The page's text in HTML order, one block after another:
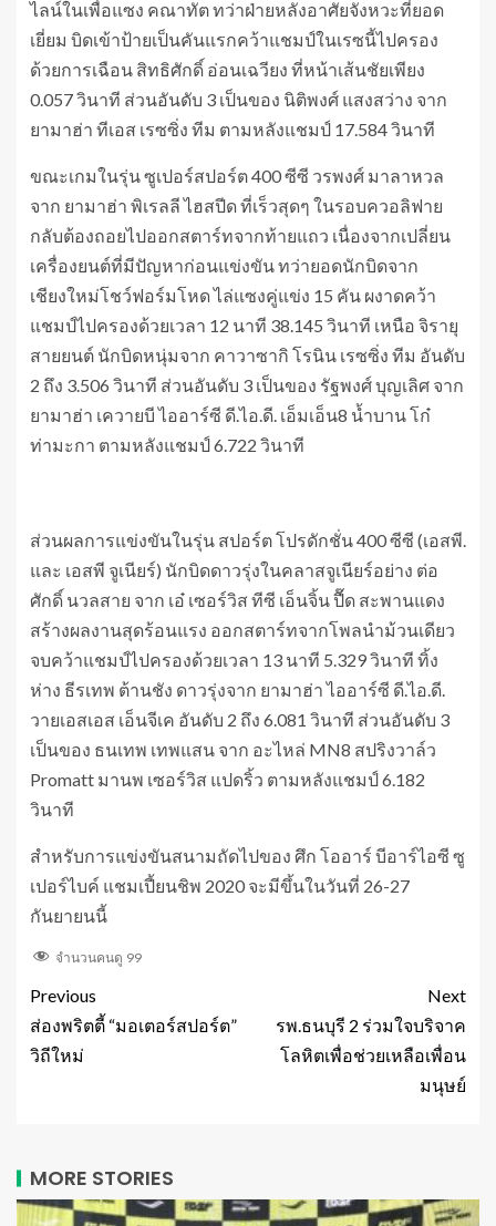
ไลน์ในเพื่อแซง คณาทัต ทว่าฝ่ายหลังอาศัยจังหวะที่ยอด
เยี่ยม บิดเข้าป้ายเป็นคันแรกคว้าแชมป์ในเรซนี้ไปครอง
ด้วยการเฉือน สิทธิศักดิ์ อ่อนเฉวียง ที่หน้าเส้นชัยเพียง
0.057 วินาที ส่วนอันดับ 3 เป็นของ นิติพงศ์ แสงสว่าง จาก
ยามาฮ่า ทีเอส เรซซิ่ง ทีม ตามหลังแชมป์ 17.584 วินาที
ขณะเกมในรุ่น ซูเปอร์สปอร์ต 400 ซีซี วรพงศ์ มาลาหวล
จาก ยามาฮ่า พิเรลลี ไฮสปีด ที่เร็วสุดๆ ในรอบควอลิฟาย
กลับต้องถอยไปออกสตาร์ทจากท้ายแถว เนื่องจากเปลี่ยน
เครื่องยนต์ที่มีปัญหาก่อนแข่งขัน ทว่ายอดนักบิดจาก
เชียงใหม่โชว์ฟอร์มโหด ไล่แซงคู่แข่ง 15 คัน ผงาดคว้า
แชมป์ไปครองด้วยเวลา 12 นาที 38.145 วินาที เหนือ จิรายุ
สายยนต์ นักบิดหนุ่มจาก คาวาซากิ โรนิน เรซซิ่ง ทีม อันดับ
2 ถึง 3.506 วินาที ส่วนอันดับ 3 เป็นของ รัฐพงศ์ บุญเลิศ จาก
ยามาฮ่า เควายบี ไออาร์ซี ดี.ไอ.ดี. เอ็มเอ็น8 น้ำบาน โก๋
ท่ามะกา ตามหลังแชมป์ 6.722 วินาที
ส่วนผลการแข่งขันในรุ่น สปอร์ต โปรดักชั่น 400 ซีซี (เอสพี.
และ เอสพี จูเนียร์) นักบิดดาวรุ่งในคลาสจูเนียร์อย่าง ต่อ
ศักดิ์ นวลสาย จาก เอ๋ เซอร์วิส ทีซี เอ็นจิ้น ปื๊ด สะพานแดง
สร้างผลงานสุดร้อนแรง ออกสตาร์ทจากโพลนำม้วนเดียว
จบคว้าแชมป์ไปครองด้วยเวลา 13 นาที 5.329 วินาที ทิ้ง
ห่าง ธีรเทพ ต้านชัง ดาวรุ่งจาก ยามาฮ่า ไออาร์ซี ดี.ไอ.ดี.
วายเอสเอส เอ็นจีเค อันดับ 2 ถึง 6.081 วินาที ส่วนอันดับ 3
เป็นของ ธนเทพ เทพแสน จาก อะไหล่ MN8 สปริงวาล์ว
Promatt มานพ เซอร์วิส แปดริ้ว ตามหลังแชมป์ 6.182
วินาที
สำหรับการแข่งขันสนามถัดไปของ ศึก โออาร์ บีอาร์ไอซี ซู
เปอร์ไบค์ แชมเปี้ยนชิพ 2020 จะมีขึ้นในวันที่ 26-27
กันยายนนี้
จำนวนคนดู 99
Previous
ส่องพริตตี้ “มอเตอร์สปอร์ต”
วิถีใหม่
Next
รพ.ธนบุรี 2 ร่วมใจบริจาค
โลหิตเพื่อช่วยเหลือเพื่อน
มนุษย์
MORE STORIES